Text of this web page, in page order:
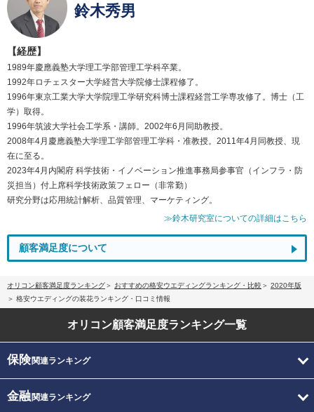
鈴木秀男
【経歴】
1989年慶應義塾大学理工学部管理工学科卒業。
1992年ロチェスター大学経営大学院修士課程修了。
1996年東京工業大学大学院理工学研究科博士課程経営工学専攻修了。博士（工
学）取得。
1996年筑波大学社会工学系・講師。2002年6月同助教授。
2008年4月慶應義塾大学理工学部管理工学科・准教授。2011年4月同教授、現
在に至る。
2023年4月内閣府 科学技術・イノベーション推進事務局参事官（インフラ・防
災担当）付上席科学技術政策フェロー（非常勤）
研究分野は応用統計解析、品質管理、マーケティング。
≫鈴木研究室についての詳細はこちら
顧客満足度について
オリコン顧客満足度ランキング おすすめの格安ウエディングランキング・比較
2020年版
格安ウエディングの装花ランキング・口コミ情報
オリコン顧客満足度ランキング一覧
保険関連ランキング
金融関連ランキング